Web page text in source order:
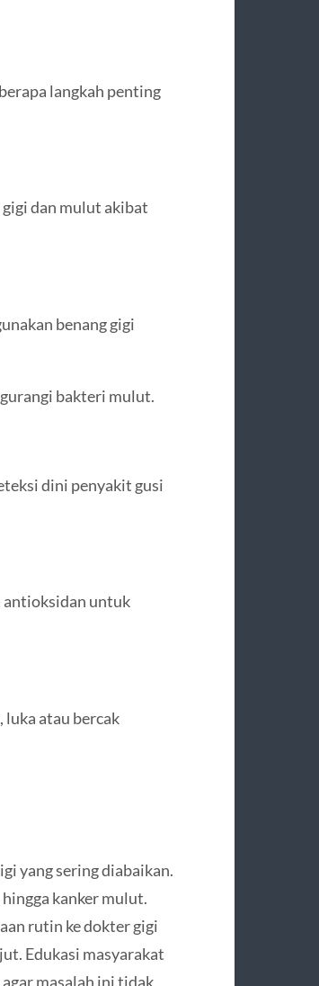
langkah penting
dan mulut akibat
benang gigi
bakteri mulut.
dini penyakit gusi
antioksidan untuk
luka atau bercak
yang sering diabaikan.
kanker mulut.
rutin ke dokter gigi
Edukasi masyarakat
masalah ini tidak